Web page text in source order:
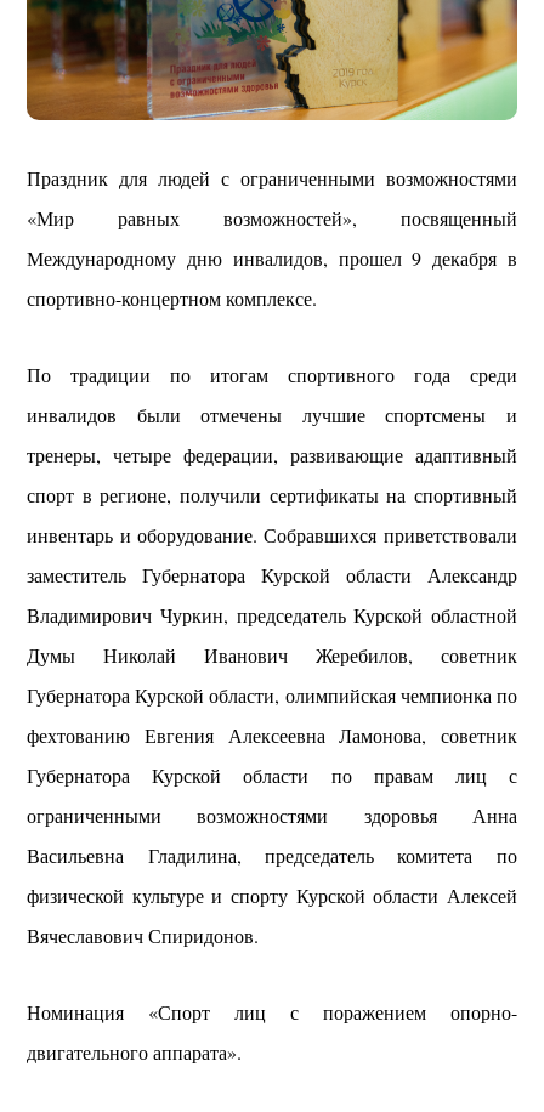
Праздник для людей с ограниченными возможностями
«Мир равных возможностей», посвященный
Международному дню инвалидов, прошел 9 декабря в
спортивно-концертном комплексе.
По традиции по итогам спортивного года среди
инвалидов были отмечены лучшие спортсмены и
тренеры, четыре федерации, развивающие адаптивный
спорт в регионе, получили сертификаты на спортивный
инвентарь и оборудование. Собравшихся приветствовали
заместитель Губернатора Курской области Александр
Владимирович Чуркин, председатель Курской областной
Думы Николай Иванович Жеребилов, советник
Губернатора Курской области, олимпийская чемпионка по
фехтованию Евгения Алексеевна Ламонова, советник
Губернатора Курской области по правам лиц с
ограниченными возможностями здоровья Анна
Васильевна Гладилина, председатель комитета по
физической культуре и спорту Курской области Алексей
Вячеславович Спиридонов.
Номинация «Спорт лиц с поражением опорно-
двигательного аппарата».